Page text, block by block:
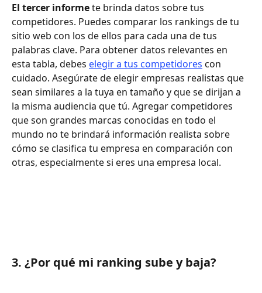
El tercer informe te brinda datos sobre tus
competidores. Puedes comparar los rankings de tu
sitio web con los de ellos para cada una de tus
palabras clave. Para obtener datos relevantes en
esta tabla, debes elegir a tus competidores con
cuidado. Asegúrate de elegir empresas realistas que
sean similares a la tuya en tamaño y que se dirijan a
la misma audiencia que tú. Agregar competidores
que son grandes marcas conocidas en todo el
mundo no te brindará información realista sobre
cómo se clasifica tu empresa en comparación con
otras, especialmente si eres una empresa local.
3. ¿Por qué mi ranking sube y baja?